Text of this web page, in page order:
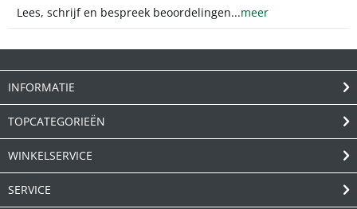
Lees, schrijf en bespreek beoordelingen...meer
INFORMATIE
TOPCATEGORIEËN
WINKELSERVICE
SERVICE